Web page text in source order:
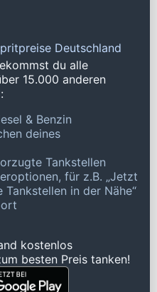
Deutschland
du alle
15.000 anderen
& Benzin
deines
Tankstellen
für z.B. „Jetzt
Tankstellen in der Nähe“
kostenlos
besten Preis tanken!